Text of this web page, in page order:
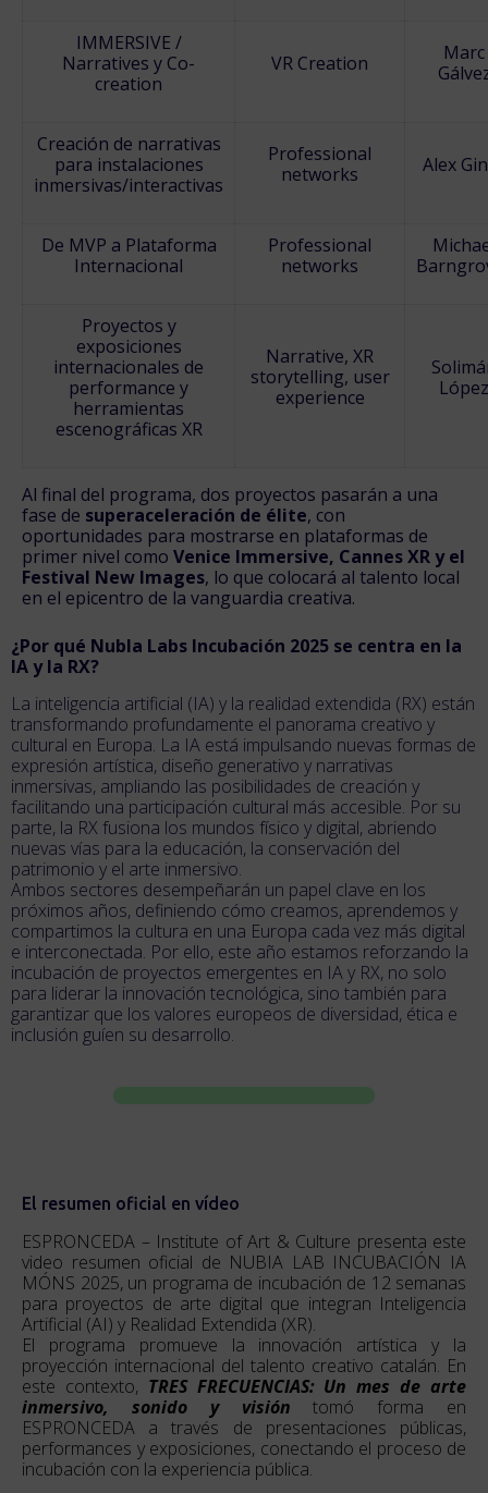
IMMERSIVE /
Narratives y Co-
creation
VR Creation
Marc
Creación de narrativas
para instalaciones
inmersivas/interactivas
Professional
networks
Alex
De MVP a Plataforma
Internacional
Professional
networks
Proyectos y
exposiciones
internacionales de
performance y
herramientas
escenográficas XR
Narrative, XR
storytelling, user
experience
López
Al final del programa, dos proyectos pasarán a una
fase de superaceleración de élite, con
oportunidades para mostrarse en plataformas de
primer nivel como Venice Immersive, Cannes XR y el
Festival New Images, lo que colocará al talento local
en el epicentro de la vanguardia creativa.
¿Por qué Nubla Labs Incubación 2025 se centra en la
IA y la RX?
La inteligencia artificial (IA) y la realidad extendida (RX) están
transformando profundamente el panorama creativo y
cultural en Europa. La IA está impulsando nuevas formas de
expresión artística, diseño generativo y narrativas
inmersivas, ampliando las posibilidades de creación y
facilitando una participación cultural más accesible. Por su
parte, la RX fusiona los mundos físico y digital, abriendo
nuevas vías para la educación, la conservación del
patrimonio y el arte inmersivo.
Ambos sectores desempeñarán un papel clave en los
próximos años, definiendo cómo creamos, aprendemos y
compartimos la cultura en una Europa cada vez más digital
e interconectada. Por ello, este año estamos reforzando la
incubación de proyectos emergentes en IA y RX, no solo
para liderar la innovación tecnológica, sino también para
garantizar que los valores europeos de diversidad, ética e
inclusión guíen su desarrollo.
El resumen oficial en vídeo
ESPRONCEDA – Institute of Art & Culture presenta este
video resumen oficial de NUBIA LAB INCUBACIÓN IA
MÓNS 2025, un programa de incubación de 12 semanas
para proyectos de arte digital que integran Inteligencia
Artificial (AI) y Realidad Extendida (XR).
El programa promueve la innovación artística y la
proyección internacional del talento creativo catalán. En
este contexto, TRES FRECUENCIAS: Un mes de arte
inmersivo, sonido y visión tomó forma en
ESPRONCEDA a través de presentaciones públicas,
performances y exposiciones, conectando el proceso de
incubación con la experiencia pública.